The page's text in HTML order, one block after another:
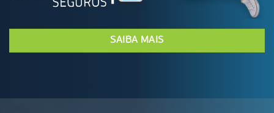
SAIBA MAIS